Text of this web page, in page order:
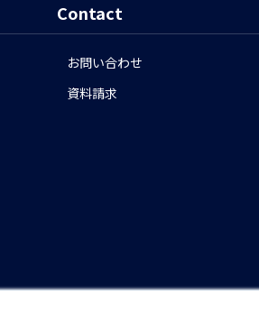
Contact
お問い合わせ
資料請求